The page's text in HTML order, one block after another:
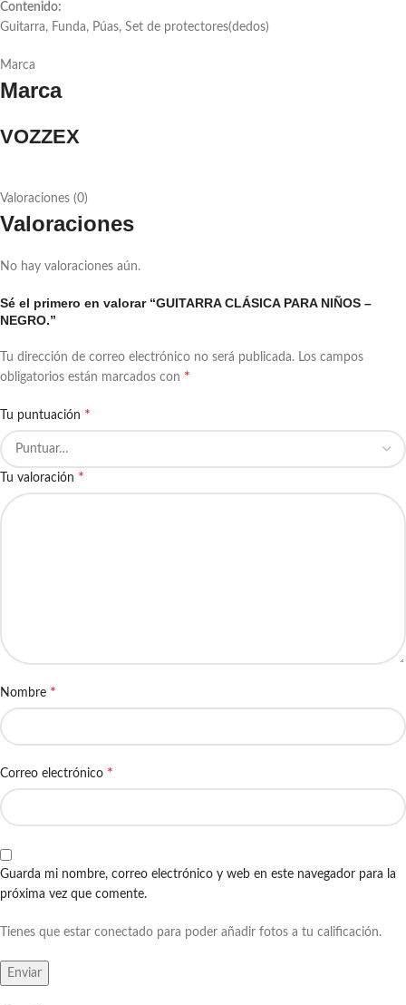
Contenido:
Guitarra, Funda, Púas, Set de protectores(dedos)
Marca
Marca
VOZZEX
Valoraciones (0)
Valoraciones
No hay valoraciones aún.
Sé el primero en valorar “GUITARRA CLÁSICA PARA NIÑOS –
NEGRO.”
Tu dirección de correo electrónico no será publicada. Los campos
obligatorios están marcados con *
Tu puntuación *
Tu valoración *
Nombre *
Correo electrónico *
Guarda mi nombre, correo electrónico y web en este navegador para la
próxima vez que comente.
Tienes que estar conectado para poder añadir fotos a tu calificación.